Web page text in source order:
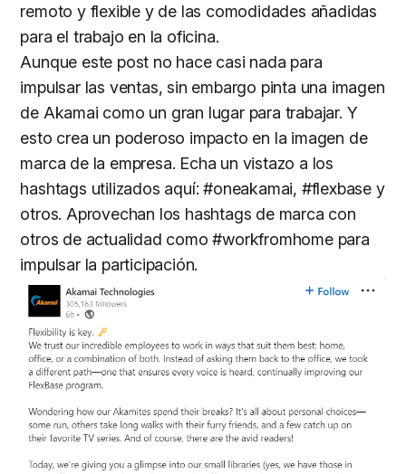
remoto y flexible y de las comodidades añadidas
para el trabajo en la oficina.
Aunque este post no hace casi nada para
impulsar las ventas, sin embargo pinta una imagen
de Akamai como un gran lugar para trabajar. Y
esto crea un poderoso impacto en la imagen de
marca de la empresa. Echa un vistazo a los
hashtags utilizados aquí: #oneakamai, #flexbase y
otros. Aprovechan los hashtags de marca con
otros de actualidad como #workfromhome para
impulsar la participación.